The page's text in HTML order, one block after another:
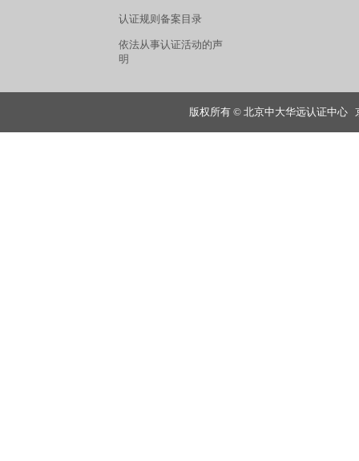
认证规则备案目录
依法从事认证活动的声
明
版权所有 © 北京中大华远认证中心